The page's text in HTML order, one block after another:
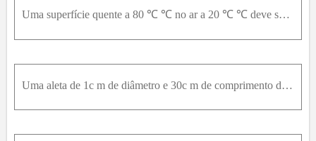
Uma superfície quente a 80 ℃ ℃ no ar a 20 ℃ ℃ deve ser resfriada fixando-se aletas cilíndricas de 10c m de comprimento e diâmetro de 1c m . O coeficiente combinado de transferência de calor é 30W / m
Uma aleta de 1c m de diâmetro e 30c m de comprimento de alumínio ( k = 237W / m ⋅ K ) está fixada em uma superfície a 80 ℃ ℃. A superfície é exposta ao ar ambiente a 22 ℃ ℃ com coeficiente de transfer